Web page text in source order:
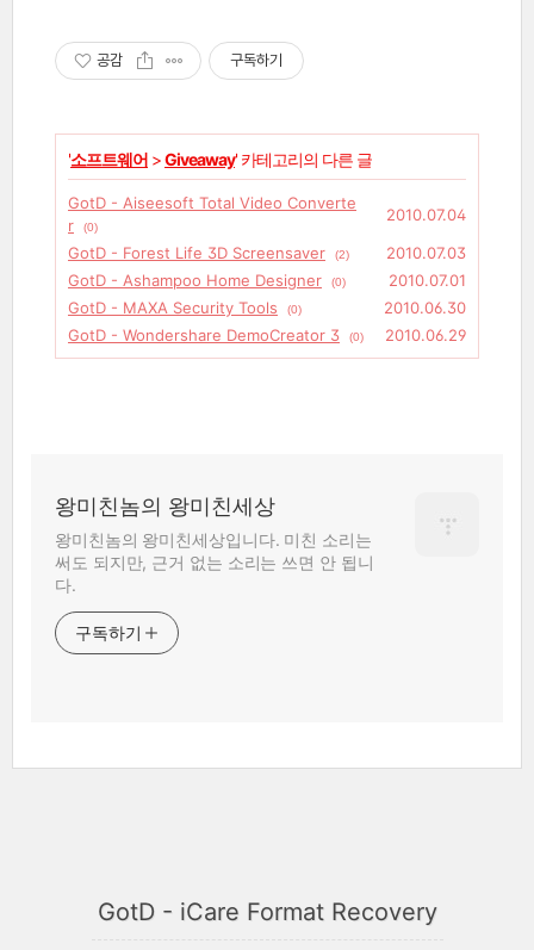
공감 구독하기
'소프트웨어 >Giveaway' 카테고리의 다른 글
GotD - Aiseesoft Total Video Converte
r
(0)
2010.07.04
GotD - Forest Life 3D Screensaver
(2)
2010.07.03
GotD - Ashampoo Home Designer
(0)
2010.07.01
GotD - MAXA Security Tools
(0)
2010.06.30
GotD - Wondershare DemoCreator 3
(0) 2010.06.29
왕미친놈의 왕미친세상
왕미친놈의 왕미친세상입니다. 미친 소리는
써도 되지만, 근거 없는 소리는 쓰면 안 됩니
다.
구독하기
GotD - iCare Format Recovery